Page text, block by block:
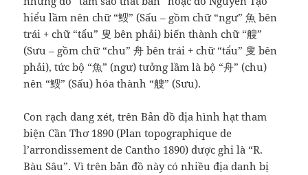
hiểu lầm nên chữ “䱸” (Sấu – gồm chữ “ngư” 魚 bên
trái + chữ “tẩu” 叟 bên phải) biến thành chữ “艘”
(Sưu – gồm chữ “chu” 舟 bên trái + chữ “tẩu” 叟 bên
phải), tức bộ “魚” (ngư) tưởng lầm là bộ “舟” (chu)
nên “䱸” (Sấu) hóa thành “艘” (Sưu).
Con rạch đang xét, trên Bản đồ địa hình hạt tham
biện Cần Thơ 1890 (Plan topographique de
l’arrondissement de Cantho 1890) được ghi là “R.
Bàu Sâu”. Vì trên bản đồ này có nhiều địa danh bị